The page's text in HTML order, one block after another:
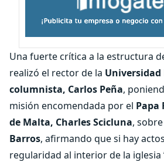
Una fuerte crítica a la estructura
realizó el rector de la Universidad
columnista, Carlos Peña,
misión encomendada por el Papa
de Malta, Charles Scicluna,
Barros, afirmando que si hay
regularidad al interior de la iglesia